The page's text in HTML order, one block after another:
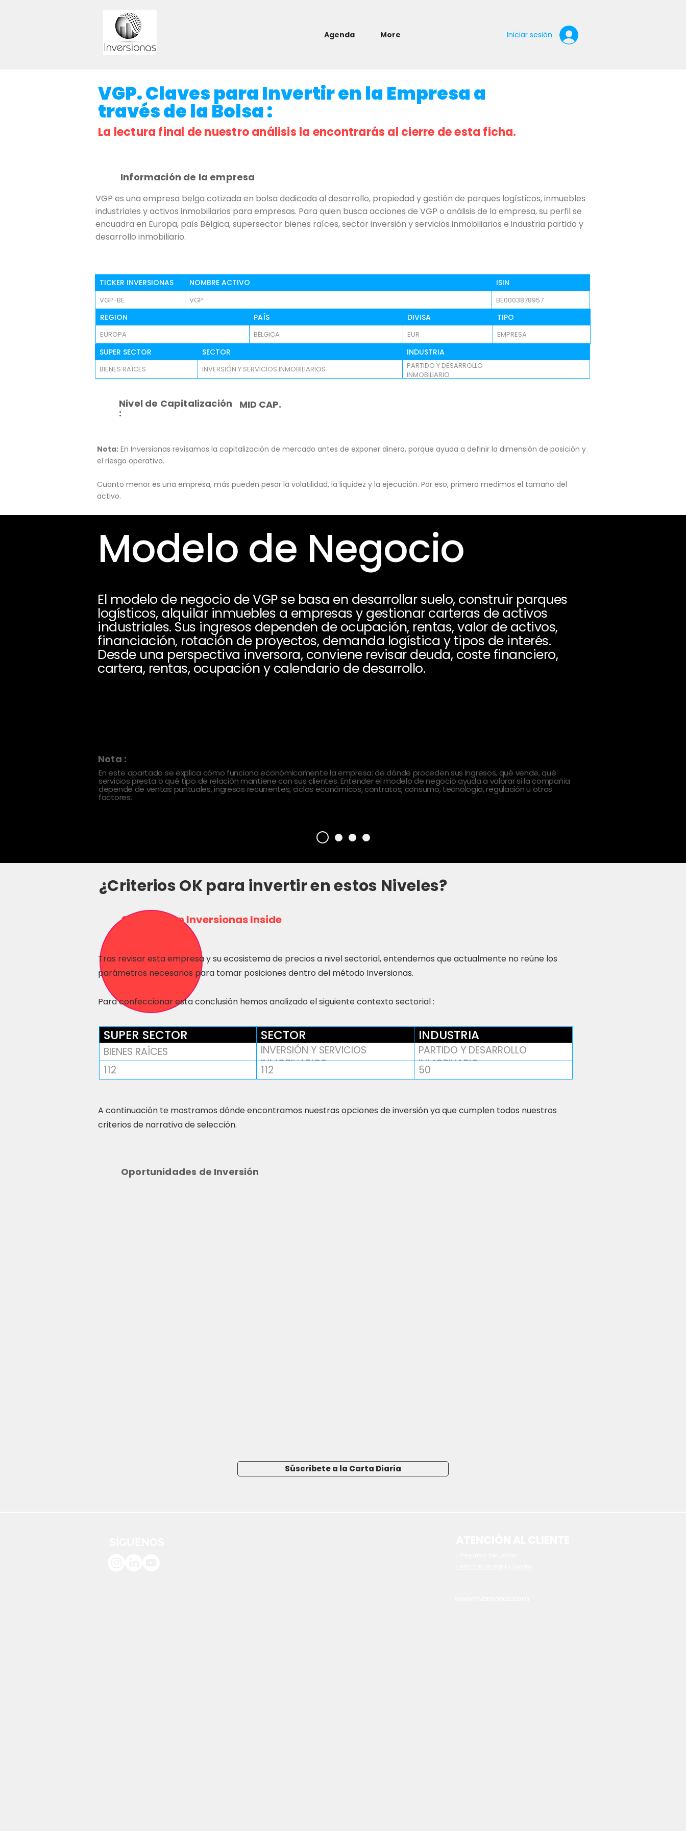
Agenda More Iniciar sesión
VGP. Claves para Invertir en la Empresa a
través de la Bolsa :
La lectura final de nuestro análisis la encontrarás al cierre de esta ficha.
Información de la empresa
VGP es una empresa belga cotizada en bolsa dedicada al desarrollo, propiedad y gestión de parques logísticos, inmuebles
industriales y activos inmobiliarios para empresas. Para quien busca acciones de VGP o análisis de la empresa, su perfil se
encuadra en Europa, país Bélgica, supersector bienes raíces, sector inversión y servicios inmobiliarios e industria partido y
desarrollo inmobiliario.
TICKER INVERSIONAS NOMBRE ACTIVO ISIN
VGP-BE VGP BE0003878957
REGION PAÍS DIVISA TIPO
EUROPA BÉLGICA EUR EMPRESA
SUPER SECTOR SECTOR INDUSTRIA
BIENES RAÍCES INVERSIÓN Y SERVICIOS INMOBILIARIOS
PARTIDO Y DESARROLLO
INMOBILIARIO
Nivel de Capitalización
:
MID CAP.
Nota: En Inversionas revisamos la capitalización de mercado antes de exponer dinero, porque ayuda a definir la dimensión de posición y
el riesgo operativo.
Cuanto menor es una empresa, más pueden pesar la volatilidad, la liquidez y la ejecución. Por eso, primero medimos el tamaño del
activo.
Modelo de Negocio
El modelo de negocio de VGP se basa en desarrollar suelo, construir parques
logísticos, alquilar inmuebles a empresas y gestionar carteras de activos
industriales. Sus ingresos dependen de ocupación, rentas, valor de activos,
financiación, rotación de proyectos, demanda logística y tipos de interés.
Desde una perspectiva inversora, conviene revisar deuda, coste financiero,
cartera, rentas, ocupación y calendario de desarrollo.
Nota :
En este apartado se explica cómo funciona económicamente la empresa: de dónde proceden sus ingresos, qué vende, qué
servicios presta o qué tipo de relación mantiene con sus clientes. Entender el modelo de negocio ayuda a valorar si la compañía
depende de ventas puntuales, ingresos recurrentes, ciclos económicos, contratos, consumo, tecnología, regulación u otros
factores.
¿Criterios OK para invertir en estos Niveles?
Consulta en Inversionas Inside
Tras revisar esta empresa y su ecosistema de precios a nivel sectorial, entendemos que actualmente no reúne los
parámetros necesarios para tomar posiciones dentro del método Inversionas.
Para confeccionar esta conclusión hemos analizado el siguiente contexto sectorial :
SUPER SECTOR SECTOR INDUSTRIA
BIENES RAÍCES
INVERSIÓN Y SERVICIOS
INMOBILIARIOS
PARTIDO Y DESARROLLO
INMOBILIARIO
112 112 50
A continuación te mostramos dónde encontramos nuestras opciones de inversión ya que cumplen todos nuestros
criterios de narrativa de selección.
Oportunidades de Inversión
Súscribete a la Carta Diaria